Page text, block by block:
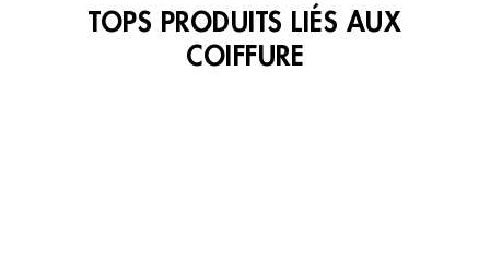
Institut de beauté – Sarrola-
TOPS PRODUITS LIÉS AUX
COIFFURE